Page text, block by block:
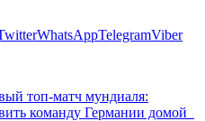
WhatsAppTelegramViber
топ-матч мундиаля:
команду Германии домой